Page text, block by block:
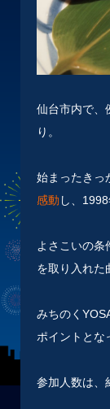
仙台市内で、
り。
始まったきっ
感動 し、
よさこいの条
を取り入れた
みちのく
ポイントとな
参加人数は、